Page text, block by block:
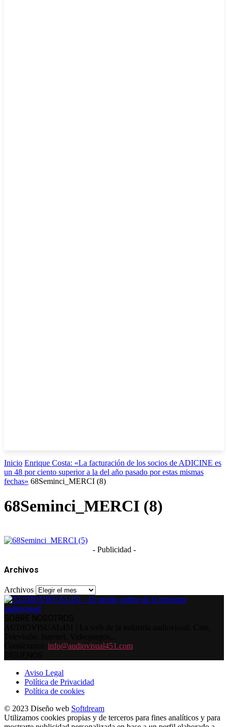
Inicio Enrique Costa: «La facturación de los socios de ADICINE es
un 48 por ciento superior a la del año pasado por estas mismas
fechas» 68Seminci_MERCI (8)
68Seminci_MERCI (8)
- Publicidad -
Archivos
Archivos
info@audiovisual451.com
Aviso Legal
Política de Privacidad
Política de cookies
© 2023 Diseño web Softdream
Utilizamos cookies propias y de terceros para fines analíticos y para